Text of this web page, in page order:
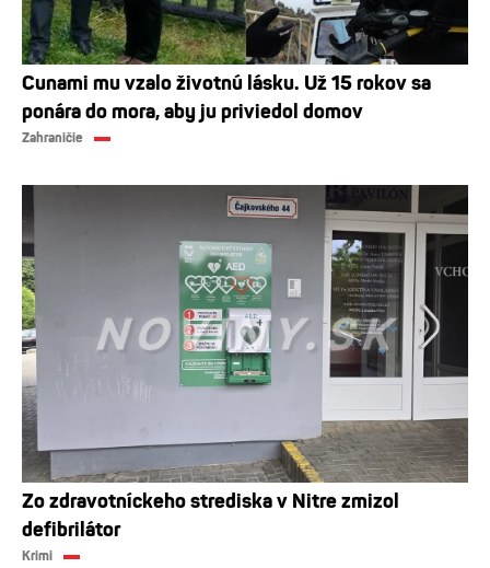
Cunami mu vzalo životnú lásku. Už 15 rokov sa
ponára do mora, aby ju priviedol domov
Zahraničie
Zo zdravotníckeho strediska v Nitre zmizol
defibrilátor
Krimi